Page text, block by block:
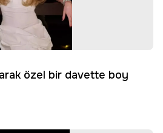
özel bir davette boy